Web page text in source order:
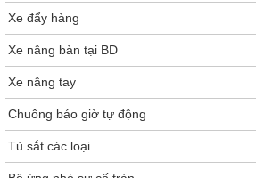
Xe đẩy hàng
Xe nâng bàn tại BD
Xe nâng tay
Chuông báo giờ tự động
Tủ sắt các loại